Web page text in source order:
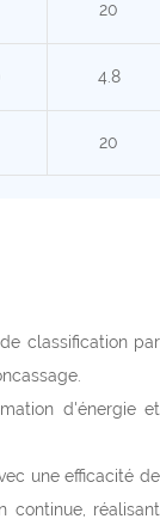
20
4.8
20
classification par
d'énergie et
une efficacité de
continue, réalisant